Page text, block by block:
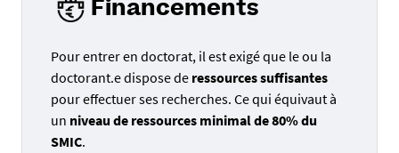
Financements
Pour entrer en doctorat, il est exigé que le ou la
doctorant.e dispose de ressources suffisantes
pour effectuer ses recherches. Ce qui équivaut à
un niveau de ressources minimal de 80% du
SMIC.